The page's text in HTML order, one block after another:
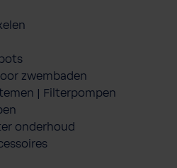
zwembaden
| Filterpompen
onderhoud